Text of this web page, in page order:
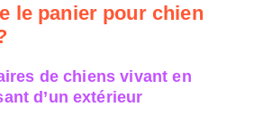
le panier pour chien
de chiens vivant en
d’un extérieur